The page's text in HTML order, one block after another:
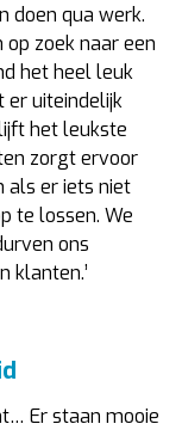
doen qua werk.
zoek naar een
het heel leuk
er uiteindelijk
het leukste
zorgt ervoor
als er iets niet
te lossen. We
ons
klanten.’
Er staan mooie